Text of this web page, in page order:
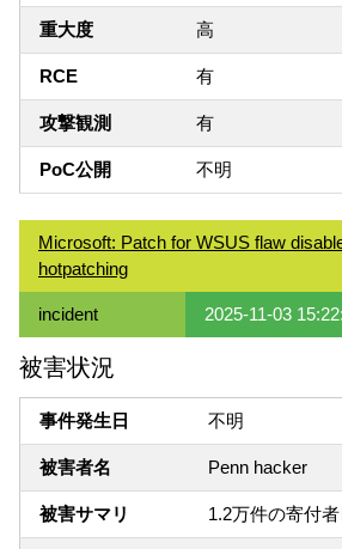
重大度 高
RCE 有
攻撃観測 有
PoC公開 不明
Microsoft: Patch for WSUS flaw
hotpatching
incident 2025-11-03
被害状況
事件発生日 不明
被害者名 Penn hacker
被害サマリ 1.2万件の寄付